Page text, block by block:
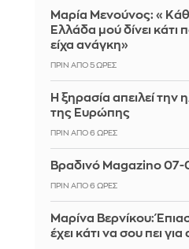
Μαρία Μενούνος:
Ελλάδα μού δίνει κάτι
είχα ανάγκη»
ΠΡΙΝ ΑΠΌ 5 ΏΡΕΣ
Η ξηρασία απειλεί την
της Ευρώπης
ΠΡΙΝ ΑΠΌ 6 ΏΡΕΣ
Βραδινό Magazino
ΠΡΙΝ ΑΠΌ 6 ΏΡΕΣ
Μαρίνα Βερνίκου:
έχει κάτι να σου πει για